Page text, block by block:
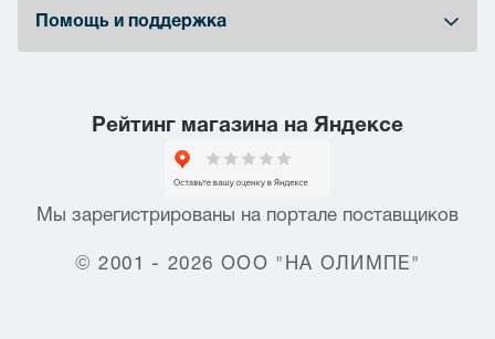
Помощь и поддержка
Рейтинг магазина на Яндексе
Мы зарегистрированы на портале поставщиков
© 2001 - 2026 ООО "НА ОЛИМПЕ"